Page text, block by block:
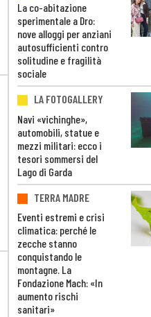
La co-abitazione
sperimentale a Dro:
nove alloggi per anziani
autosufficienti contro
solitudine e fragilità
sociale
LA FOTOGALLERY
Navi «vichinghe»,
automobili, statue e
mezzi militari: ecco i
tesori sommersi del
Lago di Garda
TERRA MADRE
Eventi estremi e crisi
climatica: perché le
zecche stanno
conquistando le
montagne. La
Fondazione Mach: «In
aumento rischi
sanitari»